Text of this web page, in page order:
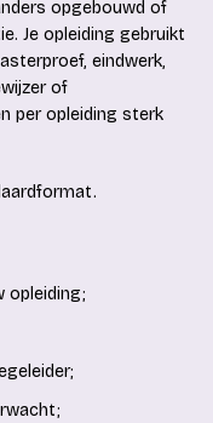
opgebouwd of
Je opleiding gebruikt
eindwerk,
of
per opleiding sterk
opleiding;